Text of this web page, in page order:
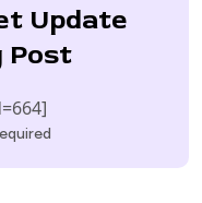
Update
Post